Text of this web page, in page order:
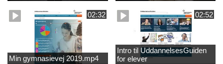
02:32
Min gymnasievej 2019.mp4
02:52
Intro til UddannelsesGuiden
for elever